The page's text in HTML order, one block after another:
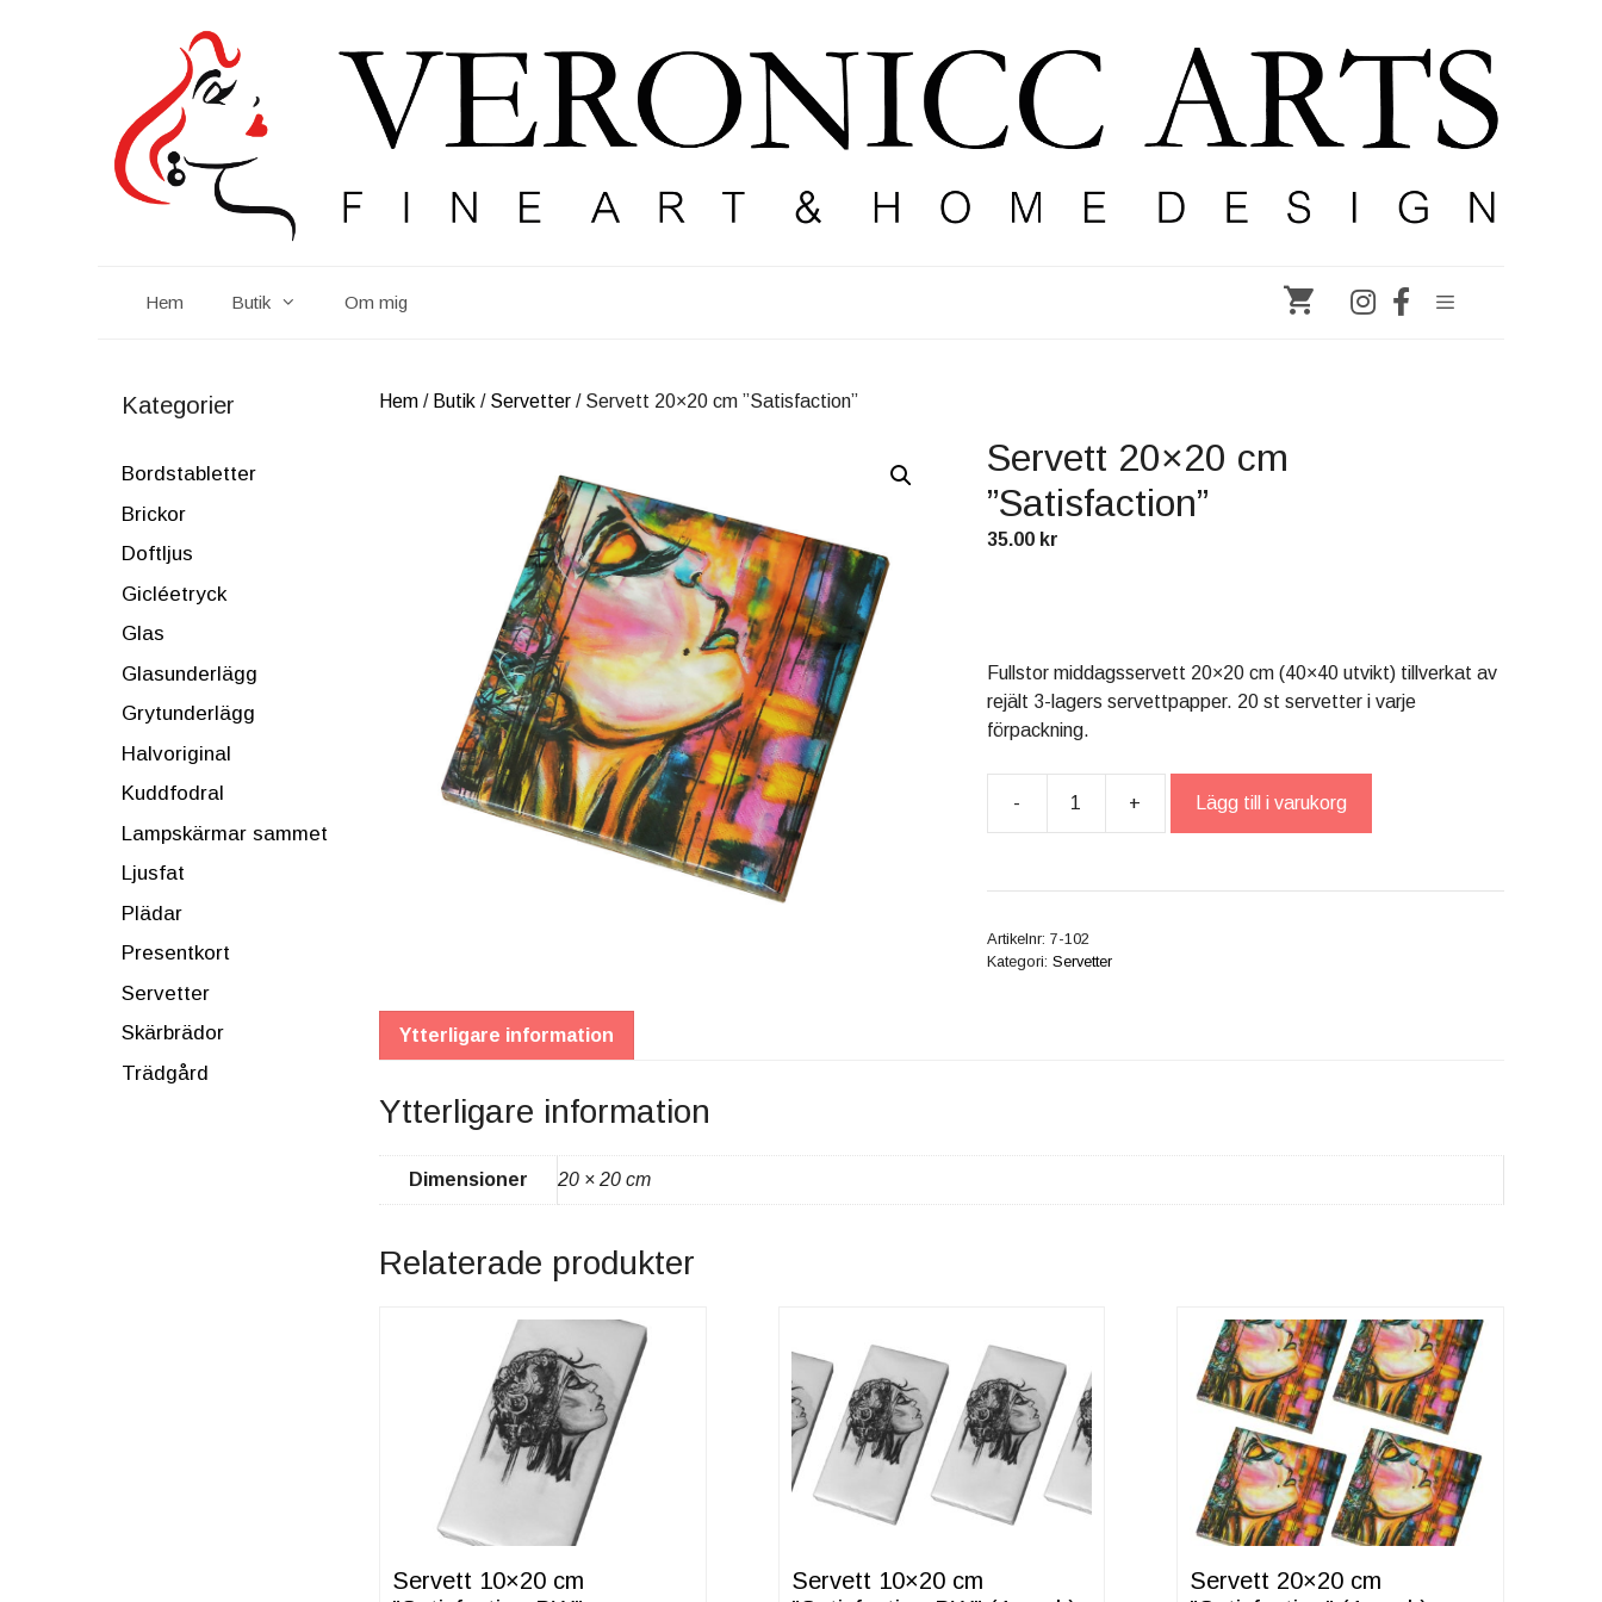
Hem Butik Om mig
Hem / Butik / Servetter / Servett 20×20 cm ”Satisfaction”
Servett 20×20 cm
”Satisfaction”
35.00 kr
Fullstor middagsservett 20×20 cm (40×40 utvikt) tillverkat av
rejält 3-lagers servettpapper. 20 st servetter i varje
förpackning.
-
mängd
+ Lägg till i varukorg
Artikelnr: 7-102
Kategori: Servetter
Ytterligare information
Ytterligare information
Dimensioner 20 × 20 cm
Relaterade produkter
Servett 10×20 cm
Servett 10×20 cm
Servett 20×20 cm
Kategorier
Bordstabletter
Brickor
Doftljus
Gicléetryck
Glas
Glasunderlägg
Grytunderlägg
Halvoriginal
Kuddfodral
Lampskärmar sammet
Ljusfat
Plädar
Presentkort
Servetter
Skärbrädor
Trädgård